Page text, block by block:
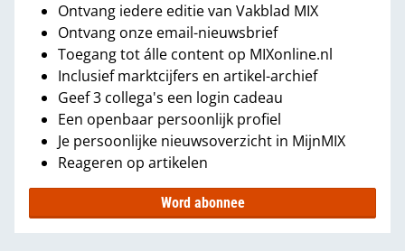
Ontvang iedere editie van Vakblad MIX
Ontvang onze email-nieuwsbrief
Toegang tot álle content op MIXonline.nl
Inclusief marktcijfers en artikel-archief
Geef 3 collega's een login cadeau
Een openbaar persoonlijk profiel
Je persoonlijke nieuwsoverzicht in MijnMIX
Reageren op artikelen
Word abonnee